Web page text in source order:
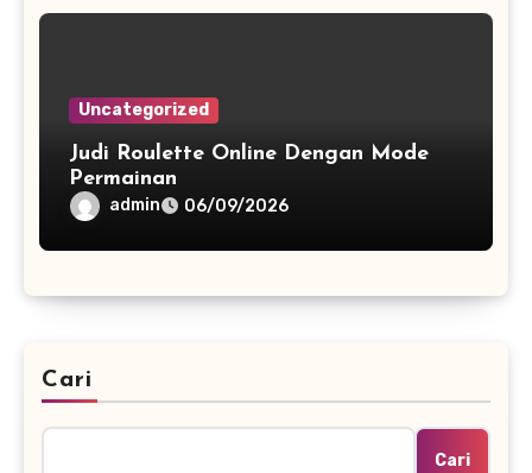
Uncategorized
Judi Roulette Online Dengan Mode
Permainan
admin 06/09/2026
Cari
Cari